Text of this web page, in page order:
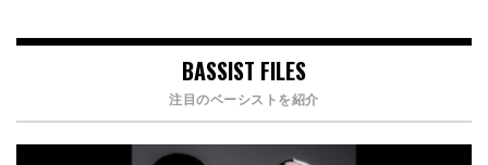
BASSIST FILES
注目のベーシストを紹介